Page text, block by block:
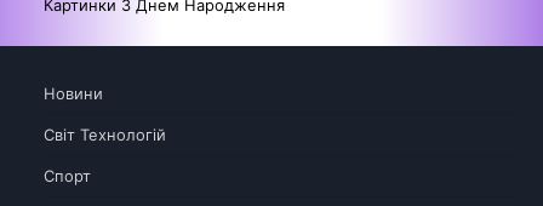
Картинки З Днем Народження
Новини
Світ Технологій
Спорт